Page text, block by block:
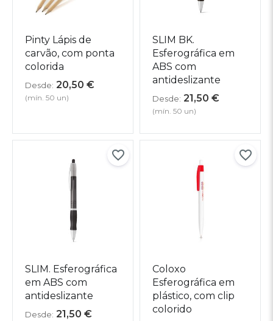
Pinty Lápis de
carvão, com ponta
colorida
Desde: 20,50 €
(mín. 50 un)
SLIM BK.
Esferográfica em
ABS com
antideslizante
Desde: 21,50 €
(mín. 50 un)
SLIM. Esferográfica
em ABS com
antideslizante
Desde: 21,50 €
Coloxo
Esferográfica em
plástico, com clip
colorido